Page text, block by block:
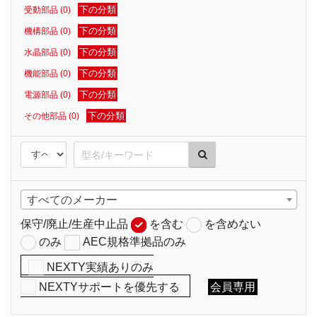
受動部品 (0) 下の分類
機構部品 (0) 下の分類
水晶部品 (0) 下の分類
機能部品 (0) 下の分類
電源部品 (0) 下の分類
その他部品 (0) 下の分類
すべてのメーカー
保守/廃止/生産中止品
を含む
を含めない
のみ
AEC規格準拠品のみ
NEXTY実績ありのみ
NEXTYサポートを優先する
会員専用